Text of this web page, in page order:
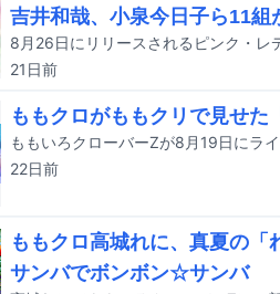
吉井和哉、小泉今日子ら11組
21日前
ももクロがももクリで見せ
22日前
ももクロ高城れに、真夏の
サンバでボンボン☆サンバ